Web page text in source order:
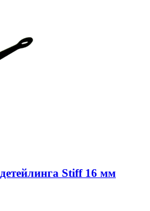
Stiff 16 мм